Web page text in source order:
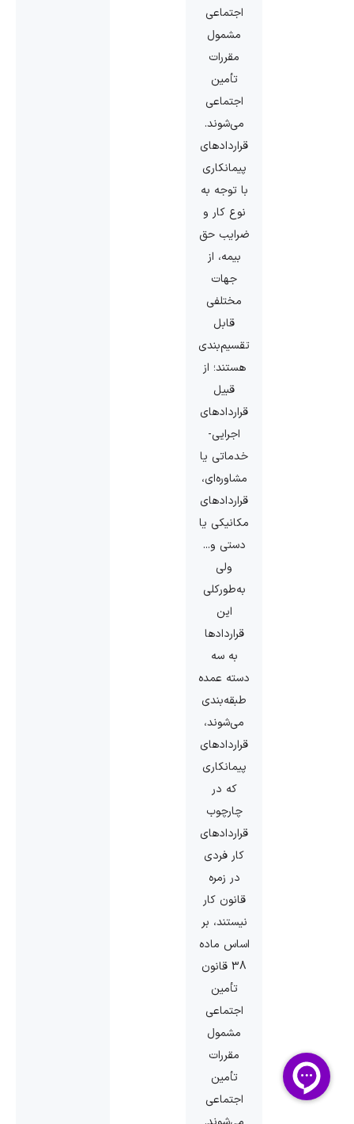
‌اجتماعی
مشمول
مقررات
تأمین
‌اجتماعی
می‌شوند.
قراردادهای
پیمانکاری
با توجه به
نوع کار و
ضرایب حق
‌بیمه، از
جهات
مختلفی
قابل
تقسیم‌بندی
هستند؛ از
قبیل
قراردادهای
اجرایی-
خدماتی یا
مشاوره‌ای،
قراردادهای
مکانیکی یا
دستی و...
ولی
به‌طورکلی
این
قراردادها
به سه
دسته عمده
طبقه‌بندی
می‌شوند،
قراردادهای
پیمانکاری
که در
چارچوب
قراردادهای
کار فردی
در زمره
قانون کار
نیستند، بر
اساس ماده
38 قانون
تأمین
‌اجتماعی
مشمول
مقررات
تأمین
‌اجتماعی